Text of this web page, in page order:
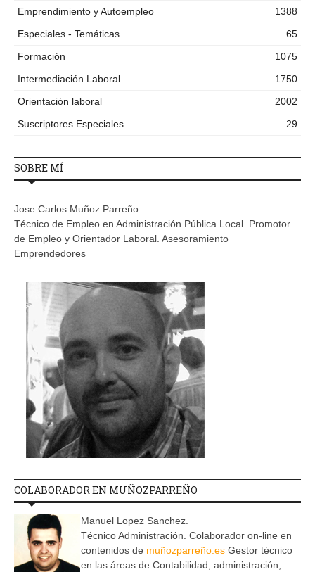
Emprendimiento y Autoempleo
1388
Especiales - Temáticas
65
Formación
1075
Intermediación Laboral
1750
Orientación laboral
2002
Suscriptores Especiales
29
SOBRE MÍ
Jose Carlos Muñoz Parreño
Técnico de Empleo en Administración Pública Local. Promotor
de Empleo y Orientador Laboral. Asesoramiento
Emprendedores
COLABORADOR EN MUÑOZPARREÑO
Manuel Lopez Sanchez.
Técnico Administración. Colaborador on-line en
contenidos de muñozparreño.es Gestor técnico
en las áreas de Contabilidad, administración,